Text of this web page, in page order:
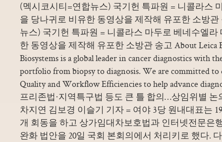
(멕시코시티=연합뉴스) 국기헌 특파원 = 니콜라스
을 당나귀로 비유한 동영상을 제작해 유포한 소방
뉴스) 국기헌 특파원 = 니콜라스 마두로 베네수엘
한 동영상을 제작해 유포한 소방관 송고 About Leica
Biosystems is a global leader in cancer diagnostics with
portfolio from biopsy to diagnosis. We are committed to
Quality and Workflow Efficiencies to help advance
프리존법·지역특구법 등도 큰 틀 합의…상임위별
차지연 김보경 이슬기 기자 = 여야 3당 원내대표는
개 회동을 하고 상가임대차보호법과 인터넷전문은
완화 법안을 20일 국회 본회의에서 처리키로 했다.